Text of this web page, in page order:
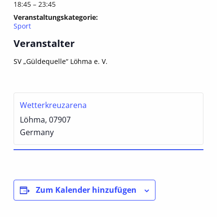
18:45 – 23:45
Veranstaltungskategorie:
Sport
Veranstalter
SV „Güldequelle“ Löhma e. V.
Wetterkreuzarena
Löhma, 07907
Germany
Zum Kalender hinzufügen